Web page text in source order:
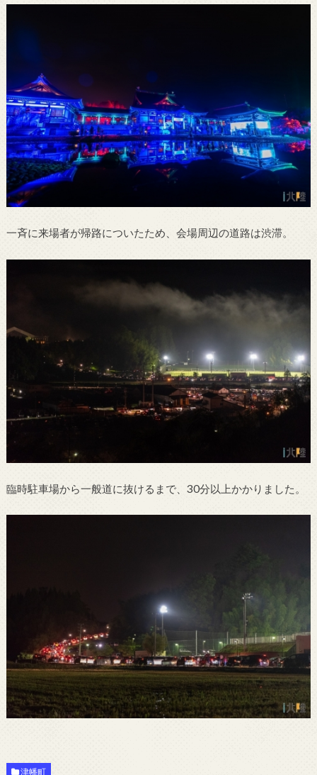
一斉に来場者が帰路についたため、会場周辺の道路は渋滞。
臨時駐車場から一般道に抜けるまで、30分以上かかりました。
津幡町